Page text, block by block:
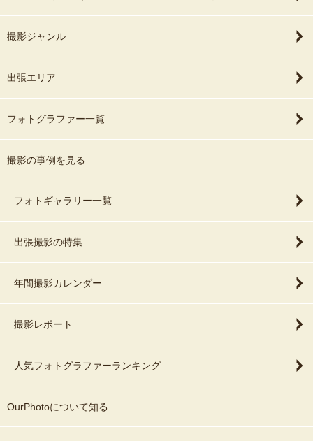
撮影ジャンル
出張エリア
フォトグラファー一覧
撮影の事例を見る
フォトギャラリー一覧
出張撮影の特集
年間撮影カレンダー
撮影レポート
人気フォトグラファーランキング
OurPhotoについて知る